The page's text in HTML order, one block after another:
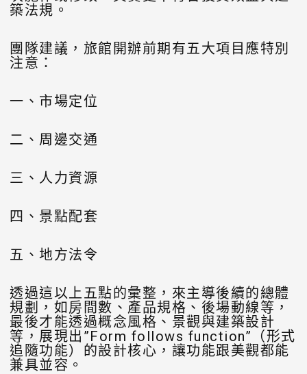
築法規。
團隊建議，旅館開辦前期有五大項目應特別
注意：
一、市場定位
二、周邊交通
三、人力資源
四、景點配套
五、地方法令
透過這以上五點的彙整，來主導後續的總體
規劃，如房間數、產品規格、後場動線等，
最後才能透過概念風格、景觀與建築設計
等，展現出”Form follows function”（形式
追隨功能）的設計核心，讓功能跟美觀都能
兼具並容。